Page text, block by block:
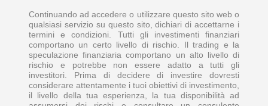
Continuando ad accedere o utilizzare questo sito web o
qualsiasi servizio su questo sito, dichiari di accettarne i
termini e condizioni. Tutti gli investimenti finanziari
comportano un certo livello di rischio. Il trading e la
speculazione finanziaria comportano un alto livello di
rischio e potrebbe non essere adatto a tutti gli
investitori. Prima di decidere di investire dovresti
considerare attentamente i tuoi obiettivi di investimento,
il livello della tua esperienza, la tua disponibilità ad